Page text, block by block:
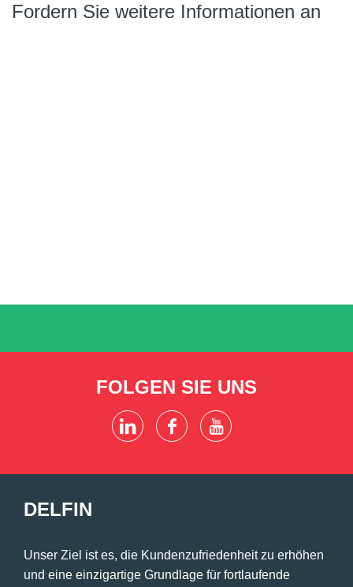
Fordern Sie weitere Informationen an
FOLGEN SIE UNS
DELFIN
Unser Ziel ist es, die Kundenzufriedenheit zu erhöhen
und eine einzigartige Grundlage für fortlaufende